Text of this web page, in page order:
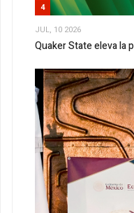
4
JUL, 10 2026
Quaker State eleva la